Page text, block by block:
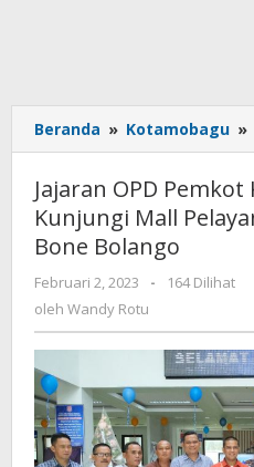
Beranda » Kotamobagu »
Jajaran OPD
Kunjungi Mall
Bone Bolango
Februari 2, 2023
oleh
-
164 Dilihat
oleh Wandy Rotu